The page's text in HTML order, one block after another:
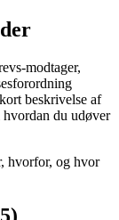
modtager,
beskrivelse af
du udøver
hvorfor, og hvor